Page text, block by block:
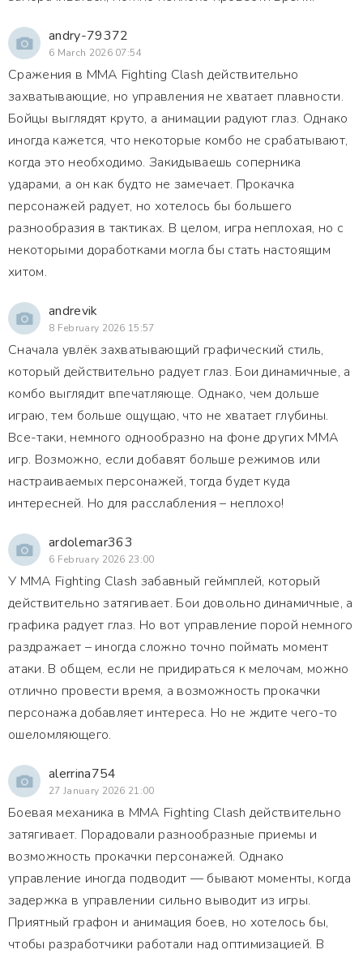
andry-79372
6 March 2026 07:54
Сражения в MMA Fighting Clash действительно
захватывающие, но управления не хватает плавности.
Бойцы выглядят круто, а анимации радуют глаз. Однако
иногда кажется, что некоторые комбо не срабатывают,
когда это необходимо. Закидываешь соперника
ударами, а он как будто не замечает. Прокачка
персонажей радует, но хотелось бы большего
разнообразия в тактиках. В целом, игра неплохая, но с
некоторыми доработками могла бы стать настоящим
хитом.
andrevik
8 February 2026 15:57
Сначала увлёк захватывающий графический стиль,
который действительно радует глаз. Бои динамичные, а
комбо выглядит впечатляюще. Однако, чем дольше
играю, тем больше ощущаю, что не хватает глубины.
Все-таки, немного однообразно на фоне других ММА
игр. Возможно, если добавят больше режимов или
настраиваемых персонажей, тогда будет куда
интересней. Но для расслабления – неплохо!
ardolemar363
6 February 2026 23:00
У MMA Fighting Clash забавный геймплей, который
действительно затягивает. Бои довольно динамичные, а
графика радует глаз. Но вот управление порой немного
раздражает – иногда сложно точно поймать момент
атаки. В общем, если не придираться к мелочам, можно
отлично провести время, а возможность прокачки
персонажа добавляет интереса. Но не ждите чего-то
ошеломляющего.
alerrina754
27 January 2026 21:00
Боевая механика в MMA Fighting Clash действительно
затягивает. Порадовали разнообразные приемы и
возможность прокачки персонажей. Однако
управление иногда подводит — бывают моменты, когда
задержка в управлении сильно выводит из игры.
Приятный графон и анимация боев, но хотелось бы,
чтобы разработчики работали над оптимизацией. В